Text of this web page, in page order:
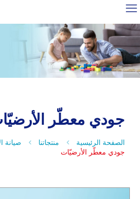
جودي معطّر
الصفحة الرئيسية منتجاتنا
صيانة
جودي معطّر الأرضيّات